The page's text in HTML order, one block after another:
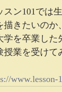
スン101では
描きたいのか
学を卒業した
授業を受けて
www.lesson-